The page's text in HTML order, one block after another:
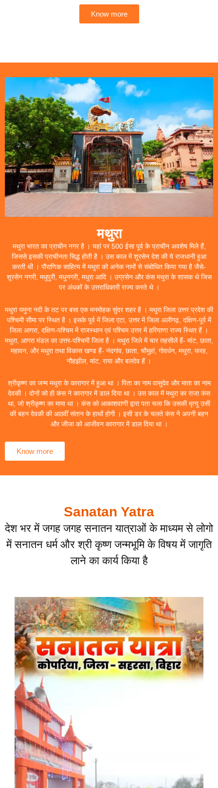
Know more
मथुरा
मथुरा भारत का प्राचीन नगर है । यहां पर 500 ईसा पूर्व के प्राचीन अवशेष मिले हैं,
जिससे इसकी प्राचीनता सिद्ध होती है । उस काल में शूरसेन देश की ये राजधानी हुआ
करती थी । पौराणिक साहित्य में मथुरा को अनेक नामों से संबोधित किया गया है जैसे-
शूरसेन नगरी, मधुपुरी, मधुनगरी, मधुरा आदि । उग्रसेन और कंस मथुरा के शासक थे जिस
पर अंधकों के उत्तराधिकारी राज्य करते थे ।
मथुरा यमुना नदी के तट पर बसा एक मनमोहक सुंदर शहर है । मथुरा जिला उत्तर प्रदेश की
पश्चिमी सीमा पर स्थित है । इसके पूर्व में जिला एटा, उत्तर में जिला अलीगढ़, दक्षिण-पूर्व में
जिला आगरा, दक्षिण-पश्चिम में राजस्थान एवं पश्चिम उत्तर में हरियाणा राज्य स्थित हैं ।
मथुरा, आगरा मंडल का उत्तर-पश्चिमी जिला है । मथुरा जिले में चार तहसीलें हैं- मांट, छाता,
महावन, और मथुरा तथा विकास खण्ड हैं- नंदगांव, छाता, चौमुहां, गोवर्धन, मथुरा, फरह,
नौहझील, मांट, राया और बलदेव हैं ।
श्रीकृष्ण का जन्म मथुरा के कारागार में हुआ था । पिता का नाम वासुदेव और माता का नाम
देवकी । दोनों को ही कंस ने कारागार में डाल दिया था । उस काल में मथुरा का राजा कंस
था, जो श्रीकृष्ण का मामा था । कंस को आकाशवाणी द्वारा पता चला कि उसकी मृत्यु उसी
की बहन देवकी की आठवीं संतान के हाथों होगी । इसी डर के चलते कंस ने अपनी बहन
और जीजा को आजीवन कारागार में डाल दिया था ।
Know more
Sanatan Yatra
देश भर में जगह जगह सनातन यात्राओं के माध्यम से लोगो
में सनातन धर्म और श्री कृष्ण जन्मभूमि के विषय में जागृति
लाने का कार्य किया है